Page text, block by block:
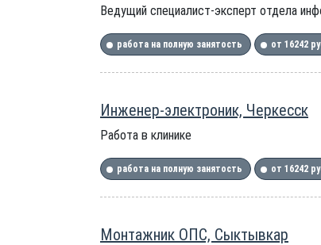
Ведущий специалист-эксперт отдела
работа на полную занятость от 16242
Инженер-электроник, Черкесск
Работа в клинике
работа на полную занятость от 16242
Монтажник ОПС, Сыктывкар